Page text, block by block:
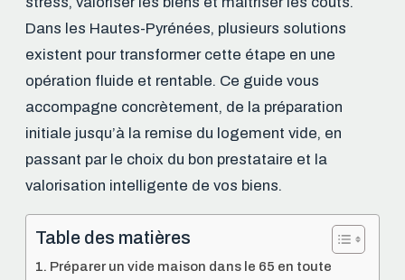
Dans les Hautes-Pyrénées, plusieurs solutions
existent pour transformer cette étape en une
opération fluide et rentable. Ce guide vous
accompagne concrètement, de la préparation
initiale jusqu’à la remise du logement vide, en
passant par le choix du bon prestataire et la
valorisation intelligente de vos biens.
Table des matières
Préparer un vide maison dans le 65 en toute